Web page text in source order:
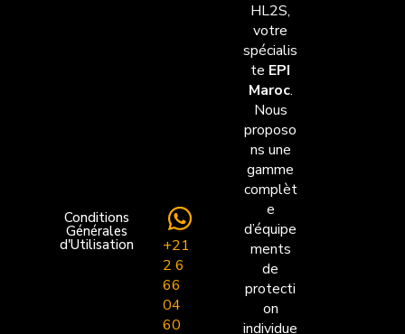
HL2S,
votre
spécialis
te EPI
Maroc.
Nous
proposo
ns une
gamme
complèt
e
d’équipe
ments
de
protecti
on
individue
+21
2 6
66
04
60
Conditions
Générales
d'Utilisation